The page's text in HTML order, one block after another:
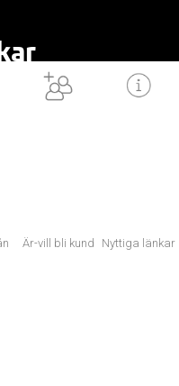
Är-vill bli kund Nyttiga länkar